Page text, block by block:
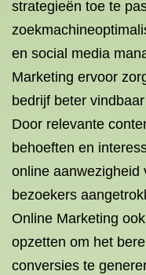
strategieën toe te
en social media
Marketing ervoor
bedrijf beter
Door relevante
behoeften en
online aanwezigheid
bezoekers
Online Marketing
opzetten om het
conversies te